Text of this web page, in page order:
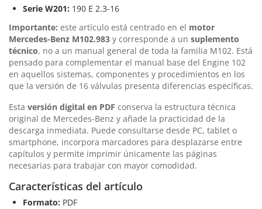
Serie W201: 190 E 2.3-16
Importante: este artículo está centrado en el motor
Mercedes-Benz M102.983 y corresponde a un suplemento
técnico, no a un manual general de toda la familia M102. Está
pensado para complementar el manual base del Engine 102
en aquellos sistemas, componentes y procedimientos en los
que la versión de 16 válvulas presenta diferencias específicas.
Esta versión digital en PDF conserva la estructura técnica
original de Mercedes-Benz y añade la practicidad de la
descarga inmediata. Puede consultarse desde PC, tablet o
smartphone, incorpora marcadores para desplazarse entre
capítulos y permite imprimir únicamente las páginas
necesarias para trabajar con mayor comodidad.
Características del artículo
Formato: PDF